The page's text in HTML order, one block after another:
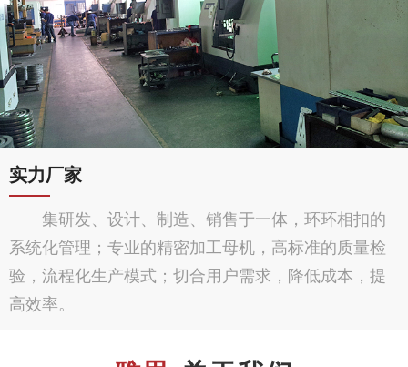
实力厂家
集研发、设计、制造、销售于一体，环环相扣的
系统化管理；专业的精密加工母机，高标准的质量检
验，流程化生产模式；切合用户需求，降低成本，提
高效率。